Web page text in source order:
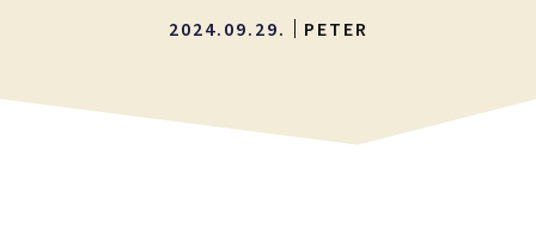
2024.09.29. PETER